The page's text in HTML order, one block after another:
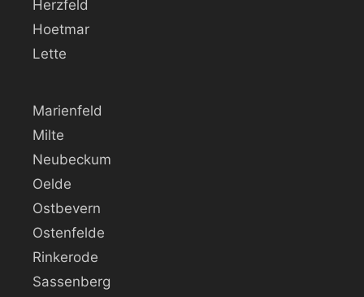
Herzfeld
Hoetmar
Lette
Marienfeld
Milte
Neubeckum
Oelde
Ostbevern
Ostenfelde
Rinkerode
Sassenberg